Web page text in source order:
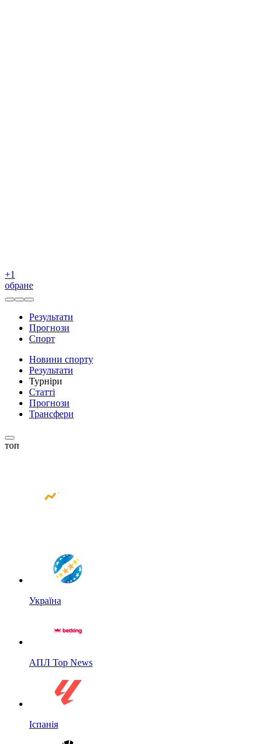
+1
обране
Результати
Прогнози
Спорт
Новини спорту
Результати
Турніри
Статті
Прогнози
Трансфери
топ
Україна
АПЛ Top News
Іспанія